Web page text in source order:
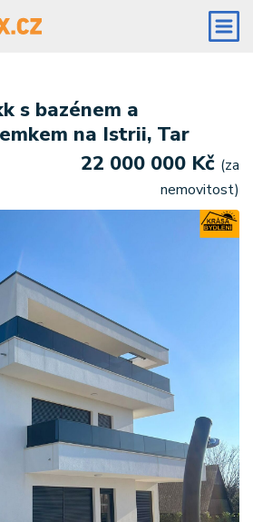
s bazénem a
na Istrii, Tar
22 000 000 Kč (za
nemovitost)